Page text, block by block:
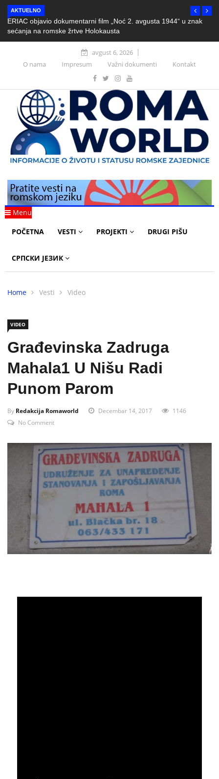
AKTUELNO
ERIAC objavio dokumentarni film „Noć 2. avgusta 1944“ u znak
sećanja na romske žrtve Holokausta
avgust 6, 2026
O nama
Impresum Važni dokumenti Kontakt
Menu
POČETNA VESTI PROJEKTI DRUGI PIŠU
СРПСКИ ЈЕЗИК
Home Vesti Video
VIDEO
Građevinska Zadruga
Mahala1 U Nišu Radi
Punom Parom
By Redakcija Romaworld Decembar 14, 2017
1146
No Comment